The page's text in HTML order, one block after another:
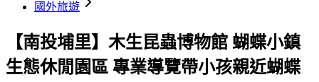
國外旅遊
【南投埔里】木生昆蟲博物館 蝴蝶小鎮
生態休閒園區 專業導覽帶小孩親近蝴蝶